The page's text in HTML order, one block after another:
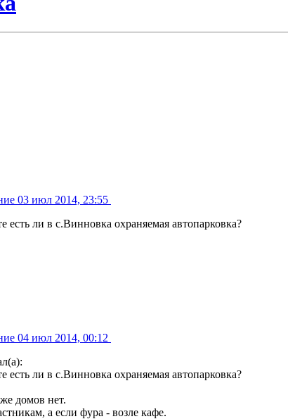
03 июл 2014, 23:55
есть ли в с.Винновка охраняемая автопарковка?
04 июл 2014, 00:12
есть ли в с.Винновка охраняемая автопарковка?
домов нет.
а если фура - возле кафе.